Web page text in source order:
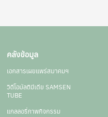
คลังข้อมูล
เอกสารเผยแพร่สมาคมฯ
วิดีโอมัลติมีเดีย SAMSEN
TUBE
แกลลอรี่ภาพกิจกรรม